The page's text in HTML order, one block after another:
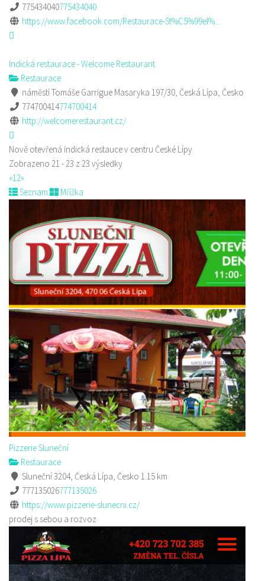
775434040775434040
https://www.facebook.com/Restaurace-St%C5%99el%...
Indická restaurace - Welcome Restaurant
Restaurace
náměstí Tomáše Garrigue Masaryka 197/30, Česká Lípa, Česko
774700414774700414
http://welcomerestaurant.cz/
Nově otevřená indická restauce v centru České Lípy
Zobrazeno 21 - 23 z 23 výsledky
«12»
Seznam
Mřížka
Pizzerie Sluneční
Restaurace
Sluneční 3204, Česká Lípa, Česko 1.15 km
777135026777135026
https://www.pizzerie-slunecni.cz/
prodej s sebou a rozvoz